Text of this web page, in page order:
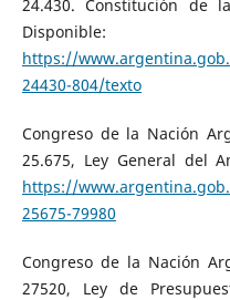
24.430. Constitución de
Disponible:
https://
24430-804/texto
Congreso de la Nación
25.675, Ley General del
https://
25675-79980
Congreso de la Nación
27520, Ley de